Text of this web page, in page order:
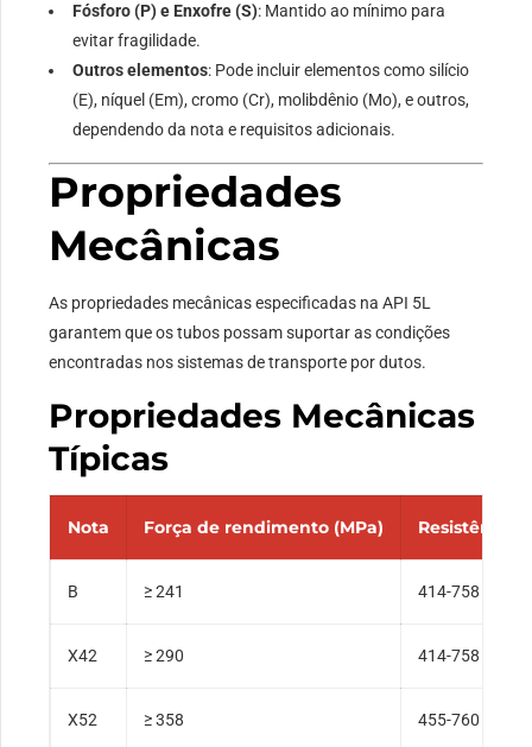
Fósforo (P) e Enxofre (S): Mantido ao mínimo para
evitar fragilidade.
Outros elementos: Pode incluir elementos como silício
(E), níquel (Em), cromo (Cr), molibdênio (Mo), e outros,
dependendo da nota e requisitos adicionais.
Propriedades
Mecânicas
As propriedades mecânicas especificadas na API 5L
garantem que os tubos possam suportar as condições
encontradas nos sistemas de transporte por dutos.
Propriedades Mecânicas
Típicas
Nota Força de rendimento (MPa) Resistência
B ≥ 241 414-758
X42 ≥ 290 414-758
X52 ≥ 358 455-760